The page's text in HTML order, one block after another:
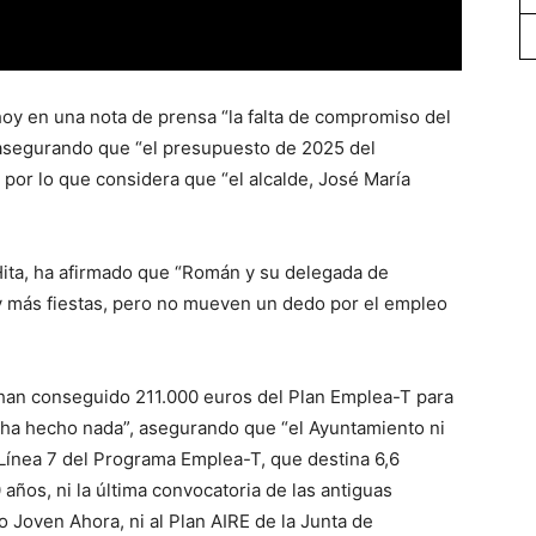
en una nota de prensa “la falta de compromiso del
que “el presupuesto de 2025 del
lo que considera que “el alcalde, José María
ha afirmado que “Román y su delegada de
fiestas, pero no mueven un dedo por el empleo
conseguido 211.000 euros del Plan Emplea-T para
hecho nada”, asegurando que “el Ayuntamiento ni
7 del Programa Emplea-T, que destina 6,6
ni la última convocatoria de las antiguas
Joven Ahora, ni al Plan AIRE de la Junta de